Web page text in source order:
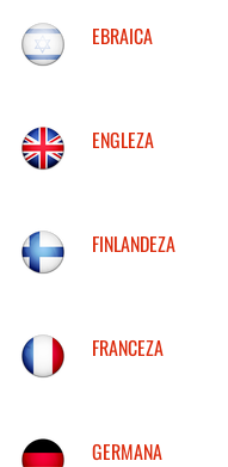
EBRAICA
ENGLEZA
FINLANDEZA
FRANCEZA
GERMANA